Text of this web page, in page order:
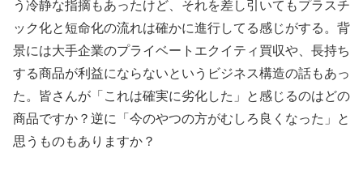
う冷静な指摘もあったけど、それを差し引いてもプラスチ
ック化と短命化の流れは確かに進行してる感じがする。背
景には大手企業のプライベートエクイティ買収や、長持ち
する商品が利益にならないというビジネス構造の話もあっ
た。皆さんが「これは確実に劣化した」と感じるのはどの
商品ですか？逆に「今のやつの方がむしろ良くなった」と
思うものもありますか？